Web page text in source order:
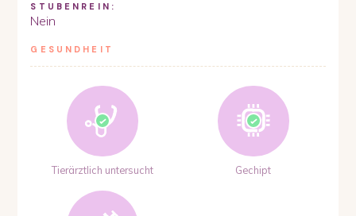
STUBENREIN:
Nein
GESUNDHEIT
Tierärztlich untersucht Gechipt